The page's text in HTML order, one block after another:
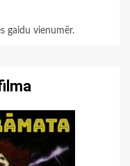
gaidu vienumēr.